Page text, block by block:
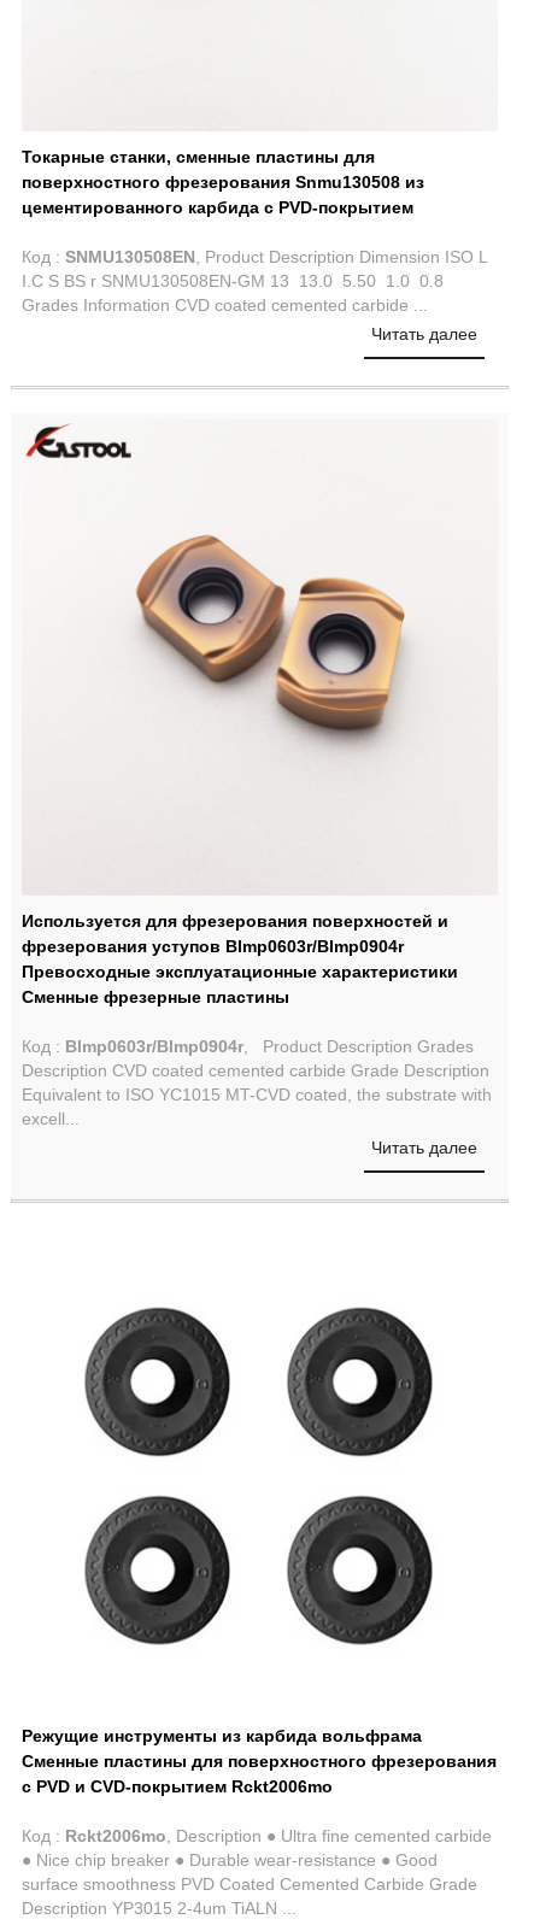
Токарные станки, сменные пластины для
поверхностного фрезерования Snmu130508 из
цементированного карбида с PVD-покрытием
Код : SNMU130508EN , Product Description Dimension ISO L
I.C S BS r SNMU130508EN-GM 13 13.0 5.50 1.0 0.8
Читать далее
Используется для фрезерования поверхностей и
фрезерования уступов Blmp0603r/Blmp0904r
Превосходные эксплуатационные характеристики
Сменные фрезерные пластины
Код : Blmp0603r/Blmp0904r, Product Description Grades
Description CVD coated cemented carbide Grade Description
Equivalent to ISO YC1015 MT-CVD coated, the substrate with
excell...
Читать далее
Режущие инструменты из карбида вольфрама
Сменные пластины для поверхностного фрезерования
с PVD и CVD-покрытием Rckt2006mo
Код : Rckt2006mo
● Nice chip breaker ● Durable wear-resistance ● Good
surface smoothness PVD Coated Cemented Carbide Grade
Description YP3015 2-4um TiALN ...